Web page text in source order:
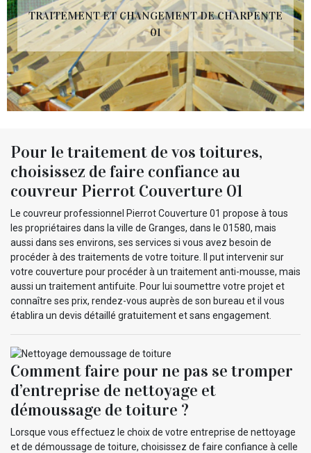
TRAITEMENT ET CHANGEMENT DE CHARPENTE
01
Pour le traitement de vos toitures,
choisissez de faire confiance au
couvreur Pierrot Couverture 01
Le couvreur professionnel Pierrot Couverture 01 propose à tous
les propriétaires dans la ville de Granges, dans le 01580, mais
aussi dans ses environs, ses services si vous avez besoin de
procéder à des traitements de votre toiture. Il put intervenir sur
votre couverture pour procéder à un traitement anti-mousse, mais
aussi un traitement antifuite. Pour lui soumettre votre projet et
connaître ses prix, rendez-vous auprès de son bureau et il vous
établira un devis détaillé gratuitement et sans engagement.
Comment faire pour ne pas se tromper
d’entreprise de nettoyage et
démoussage de toiture ?
Lorsque vous effectuez le choix de votre entreprise de nettoyage
et de démoussage de toiture, choisissez de faire confiance à celle